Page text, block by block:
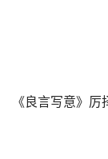
《良言写意》